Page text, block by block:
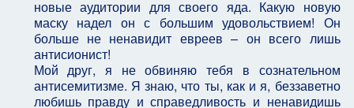
новые аудитории для своего яда. Какую новую
маску надел он с большим удовольствием! Он
больше не ненавидит евреев – он всего лишь
антисионист!
Мой друг, я не обвиняю тебя в сознательном
антисемитизме. Я знаю, что ты, как и я, беззаветно
любишь правду и справедливость и ненавидишь